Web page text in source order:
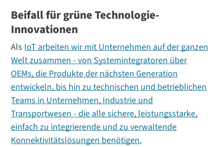
Beifall für grüne Technologie-
Innovationen
Als IoT arbeiten wir mit Unternehmen auf der ganzen
Welt zusammen - von Systemintegratoren über
OEMs, die Produkte der nächsten Generation
entwickeln, bis hin zu technischen und betrieblichen
Teams in Unternehmen, Industrie und
Transportwesen - die alle sichere, leistungsstarke,
einfach zu integrierende und zu verwaltende
Konnektivitätslösungen benötigen.